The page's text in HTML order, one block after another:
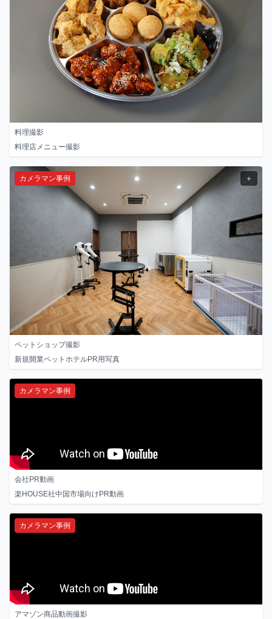
料理撮影
料理店メニュー撮影
カメラマン事例 ＋
ペットショップ撮影
新規開業ペットホテルPR用写真
カメラマン事例
会社PR動画
楽HOUSE社中国市場向けPR動画
カメラマン事例
アマゾン商品動画撮影